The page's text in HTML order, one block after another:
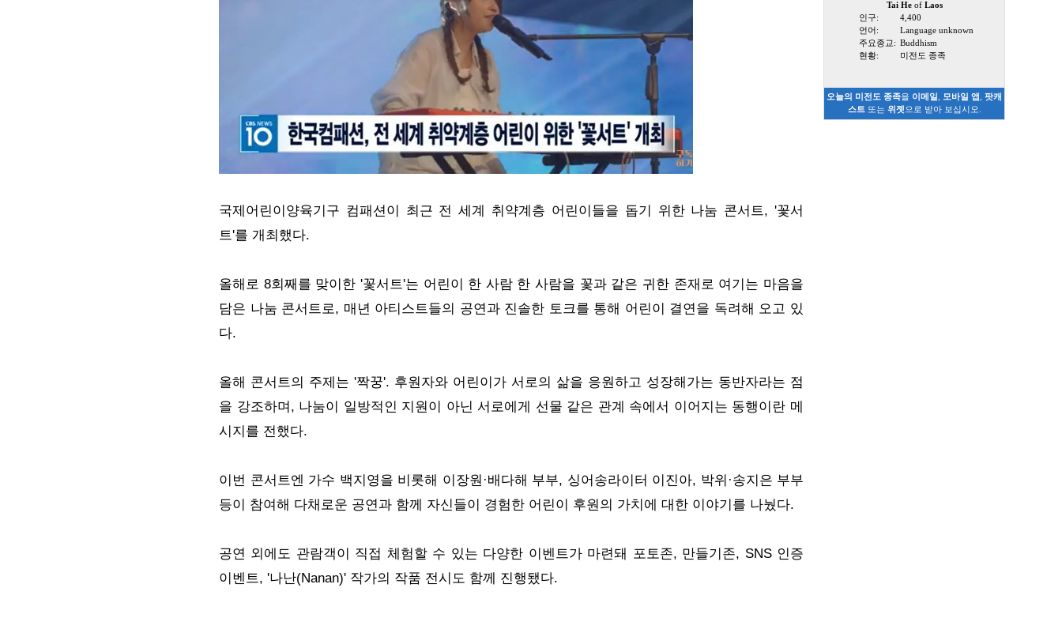
국제어린이양육기구 컴패션이 최근 전 세계 취약계층 어린이들을 돕기 위한 나눔 콘서트, '꽃서
트'를 개최했다.
올해로 8회째를 맞이한 '꽃서트'는 어린이 한 사람 한 사람을 꽃과 같은 귀한 존재로 여기는 마음을
담은 나눔 콘서트로, 매년 아티스트들의 공연과 진솔한 토크를 통해 어린이 결연을 독려해 오고 있
다.
올해 콘서트의 주제는 '짝꿍'. 후원자와 어린이가 서로의 삶을 응원하고 성장해가는 동반자라는 점
을 강조하며, 나눔이 일방적인 지원이 아닌 서로에게 선물 같은 관계 속에서 이어지는 동행이란 메
시지를 전했다.
이번 콘서트엔 가수 백지영을 비롯해 이장원·배다해 부부, 싱어송라이터 이진아, 박위·송지은 부부
등이 참여해 다채로운 공연과 함께 자신들이 경험한 어린이 후원의 가치에 대한 이야기를 나눴다.
공연 외에도 관람객이 직접 체험할 수 있는 다양한 이벤트가 마련돼 포토존, 만들기존, SNS 인증
이벤트, '나난(Nanan)' 작가의 작품 전시도 함께 진행됐다.
Tai Heof Laos
인구:
4,400
언어:
Language unknown
주요종교: Buddhism
현황:
미전도 종족
오늘의 미전도 종족을 이메일 모바일 앱 팟캐
스트 또는 위젯으로 받아 보십시오.